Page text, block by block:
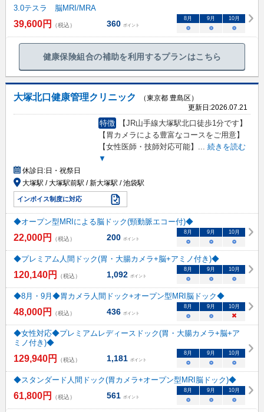
3.0テスラ 脳MRI/MRA
39,600円 （税込） 360 ポイント
8月 9月 10月
○ ○ ○
健康保険組合の補助を利用するプランはこちら
大塚北口健康管理クリニック
（東京都 豊島区）
更新日:2026.07.21
特徴
【JR山手線大塚駅北口徒歩1分です】
【胃カメラによる豊富なコースをご用意】
【女性医師・技師対応可能】 ... 続きを読む
▼
休診日:日・祝祭日
大塚駅 / 大塚駅前駅 / 新大塚駅 / 池袋駅
インボイス制度に対応
◆オープン型MRIによる脳ドック(頸動脈エコー付)◆
22,000円 （税込） 200 ポイント
8月 9月 10月
○ ○ ○
◆プレミアム人間ドック(胃・大腸カメラ+脳+アミノ付き)◆
120,140円 （税込） 1,092 ポイント
8月 9月 10月
○ ○ ○
◆8月・9月◆胃カメラ人間ドック+オープン型MRI脳ドック◆
48,000円 （税込） 436 ポイント
8月 9月 10月
○ ○ ×
◆女性対応◆プレミアムレディースドック(胃・大腸カメラ+脳+ア
ミノ付き)◆
129,940円 （税込） 1,181 ポイント
8月 9月 10月
○ ○ ○
◆スタンダード人間ドック(胃カメラ+オープン型MRI脳ドック)◆
61,800円 （税込） 561 ポイント
8月 9月 10月
○ ○ ○